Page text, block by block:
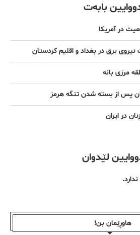
بابەت
در آمریکا
نیروی برق در بغداد و اقلیم کردستان
مرزی بانه
پس از بسته شدن تنگه هرمز
در ایران
لێدوان
هاوڕێمان بن!